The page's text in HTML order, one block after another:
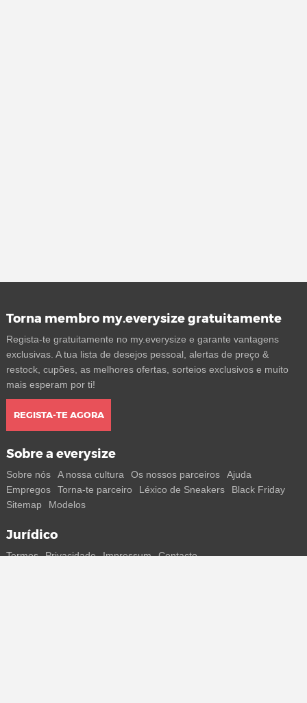
Torna membro my.everysize gratuitamente
Regista-te gratuitamente no my.everysize e garante vantagens
exclusivas. A tua lista de desejos pessoal, alertas de preço &
restock, cupões, as melhores ofertas, sorteios exclusivos e muito
mais esperam por ti!
REGISTA-TE AGORA
Sobre a everysize
Sobre nós A nossa cultura Os nossos parceiros
Ajuda
Empregos
Torna-te parceiro Léxico de Sneakers
Black Friday
Sitemap
Modelos
Jurídico
Termos Privacidade Impressum Contacto